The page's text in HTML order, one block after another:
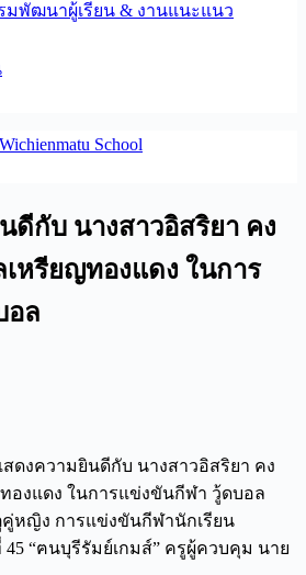
มพัฒนาผู้เรียน & งานแนะแนว
ดีกับ นางสาวอิสริยา คง
เหรียญทองแดง ในการ
อล
สดงความยินดีกับ นางสาวอิสริยา คง
องแดง ในการแข่งขันกีฬา วู้ดบอล
หญิง การแข่งขันกีฬานักเรียน
“ฅนบุรีรัมย์เกมส์” ครูผู้ควบคุม นาย